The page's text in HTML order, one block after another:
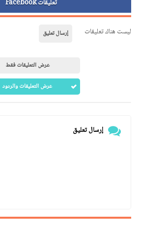
تعليقات Facebook
ليست هناك تعليقات إرسال تعليق
عرض التعليقات فقط
عرض التعليقات والردود
إرسال تعليق